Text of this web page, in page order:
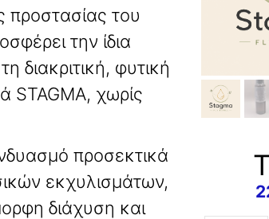
προστασίας του
την ίδια
διακριτική, φυτική
STAGMA, χωρίς
προσεκτικά
εκχυλισμάτων,
διάχυση και